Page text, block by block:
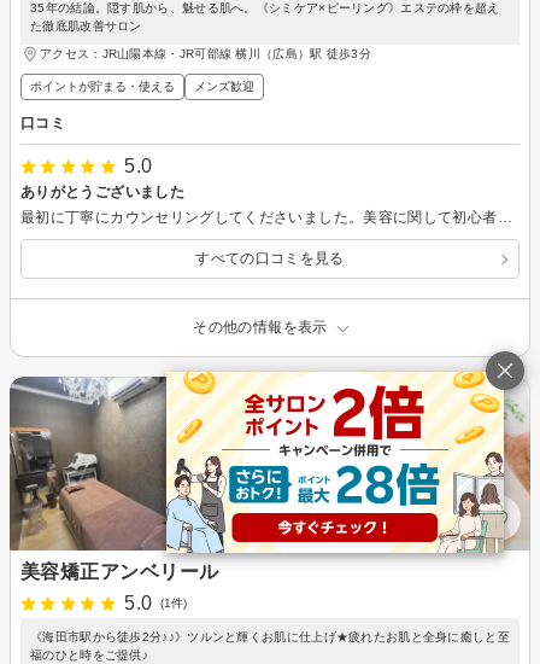
35年の結論。隠す肌から、魅せる肌へ。《シミケア×ピーリング》エステの枠を超え
た徹底肌改善サロン
アクセス：JR山陽本線・JR可部線 横川（広島）駅 徒歩3分
ポイントが貯まる・使える メンズ歓迎
口コミ
5.0
ありがとうございました
最初に丁寧にカウンセリングしてくださいました。美容に関して初心者ですが、いろいろと勉強になるお話を聞かせていただきました。お店としては新しいそうですが、長年の経験がある方々だそうで、とても安心して施術を受けることができました。 施術中のトークも楽しく、居心地よかったです♪ 初めてなのでまだどれくらい効果があるかわかりませんが、経過をみていきたいと思います。 ありがとうございました！
すべての口コミを見る
その他の情報を表示
美容矯正アンベリール
5.0
(1件)
《海田市駅から徒歩2分♪♪》ツルンと輝くお肌に仕上げ★疲れたお肌と全身に癒しと至
福のひと時をご提供♪